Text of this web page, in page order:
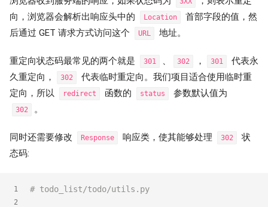
向，浏览器会解析出响应头中的
Location
首部字段的值，然
后通过 GET 请求方式访问这个
URL 地址。
重定向状态码最常见的两个就是 301 、 302 ， 301
代表永
久重定向，
302
代表临时重定向。我们项目适合使用临时重
定向，所以
redirect 函数的 status 参数默认值为
302 。
同时还需要修改 Response 响应类，使其能够处理 302
状
态码:
1
2
# todo_list/todo/utils.py